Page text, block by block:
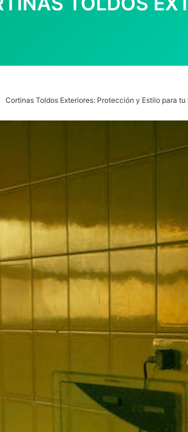
Cortinas Toldos Exteriores: Protección y Estilo para tu